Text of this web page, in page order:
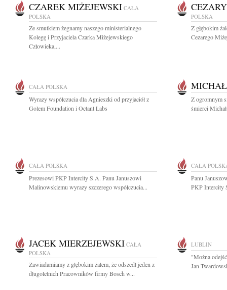
CZAREK MIŻEJEWSKI CAŁA
POLSKA
Ze smutkiem żegnamy naszego ministerialnego
Kolegę i Przyjaciela Czarka Miżejewskiego
Człowieka,...
POLSKA
Z głębokim
Cezarego
CAŁA POLSKA
Wyrazy współczucia dla Agnieszki od przyjaciół z
Golem Foundation i Octant Labs
Z ogromnym
śmierci
CAŁA POLSKA
Prezesowi PKP Intercity S.A. Panu Januszowi
Malinowskiemu wyrazy szczerego współczucia...
CAŁA
Panu
PKP Intercity
JACEK MIERZEJEWSKI CAŁA
POLSKA
Zawiadamiamy z głębokim żalem, że odszedł jeden z
długoletnich Pracowników firmy Bosch w...
LUBLIN
"Można
Jan